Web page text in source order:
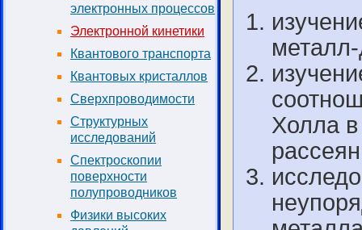
электронных процессов
Электронной кинетики
Квантового транспорта
Квантовых кристаллов
Сверхпроводимости
Структурных
исследований
Спектроскопии
поверхности
полупроводников
Физики высоких
Холла